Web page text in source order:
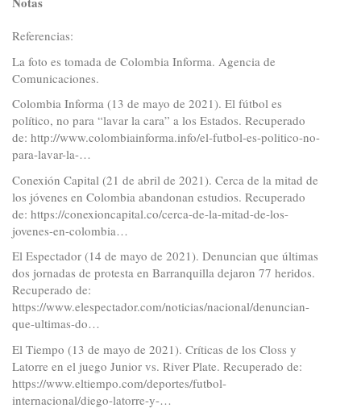
Referencias:
La foto es tomada de Colombia Informa. Agencia de
Comunicaciones.
Colombia Informa (13 de mayo de 2021). El fútbol es
político, no para “lavar la cara” a los Estados. Recuperado
de: http://www.colombiainforma.info/el-futbol-es-politico-no-
para-lavar-la-…
Conexión Capital (21 de abril de 2021). Cerca de la mitad de
los jóvenes en Colombia abandonan estudios. Recuperado
de: https://conexioncapital.co/cerca-de-la-mitad-de-los-
jovenes-en-colombia…
El Espectador (14 de mayo de 2021). Denuncian que últimas
dos jornadas de protesta en Barranquilla dejaron 77 heridos.
Recuperado de:
https://www.elespectador.com/noticias/nacional/denuncian-
que-ultimas-do…
El Tiempo (13 de mayo de 2021). Críticas de los Closs y
Latorre en el juego Junior vs. River Plate. Recuperado de:
https://www.eltiempo.com/deportes/futbol-
internacional/diego-latorre-y-…